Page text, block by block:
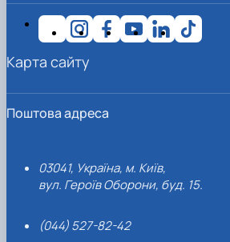
Поштова адреса
03041, Україна, м. Київ,
вул. Героїв Оборони, буд. 15.
(044) 527-82-42
Карта сайту